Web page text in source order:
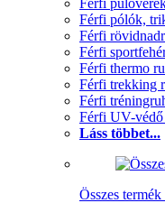
Férfi
Férfi pólók,
Férfi
Férfi
Férfi thermo
Férfi trekking
Férfi
Férfi UV-
Láss többet...
Összes